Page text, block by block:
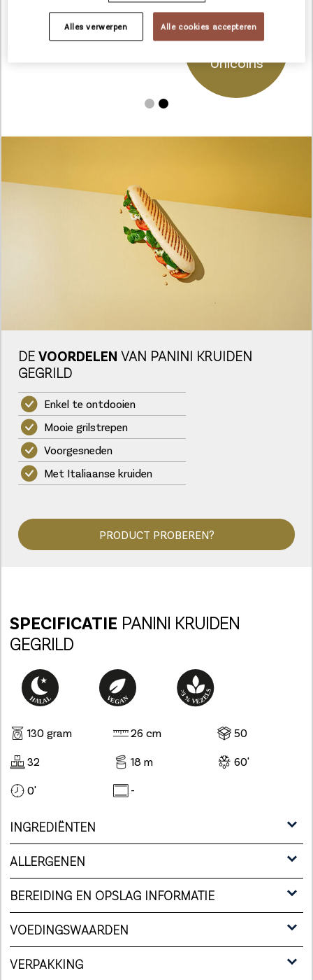
Jouw voordeel
6
Unicoins
DE VOORDELEN VAN PANINI KRUIDEN
GEGRILD
Enkel te ontdooien
Mooie grilstrepen
Voorgesneden
Met Italiaanse kruiden
PRODUCT PROBEREN?
SPECIFICATIE PANINI KRUIDEN
GEGRILD
130 gram 26 cm 50
32 18 m 60'
0' -
INGREDIËNTEN
ALLERGENEN
BEREIDING EN OPSLAG INFORMATIE
VOEDINGSWAARDEN
VERPAKKING
Alles verwerpen Alle cookies accepteren